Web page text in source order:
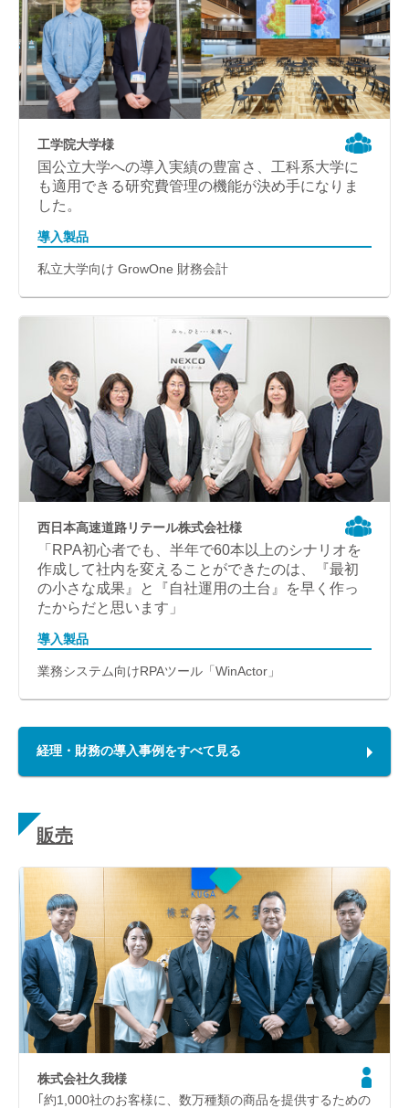
工学院大学様
国公立大学への導入実績の豊富さ、工科系大学に
も適用できる研究費管理の機能が決め手になりま
した。
導入製品
私立大学向け GrowOne 財務会計
西日本高速道路リテール株式会社様
「RPA初心者でも、半年で60本以上のシナリオを
作成して社内を変えることができたのは、『最初
の小さな成果』と『自社運用の土台』を早く作っ
たからだと思います」
導入製品
業務システム向けRPAツール「WinActor」
経理・財務の導入事例をすべて見る
販売
株式会社久我様
｢約1,000社のお客様に、数万種類の商品を提供するための